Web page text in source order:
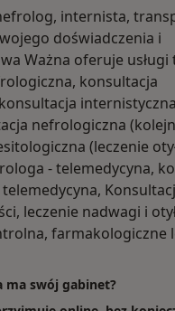
internista,
doświadczenia i
Ważna oferuje usługi
konsultacja
nefrologiczna
(leczenie
- telemedycyna,
leczenie nadwagi i
farmakologiczne
ma swój gabinet?